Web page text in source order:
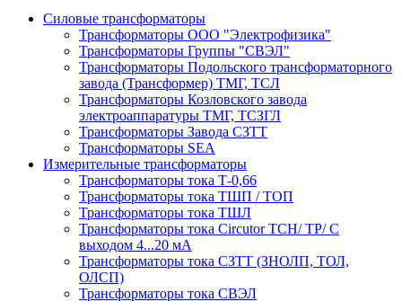
Силовые трансформаторы
Трансформаторы ООО "Электрофизика"
Трансформаторы Группы "СВЭЛ"
Трансформаторы Подольского трансформаторного
завода (Трансформер) ТМГ, ТСЛ
Трансформаторы Козловского завода
электроаппаратуры ТМГ, ТСЗГЛ
Трансформаторы Завода СЗТТ
Трансформаторы SEA
Измерительные трансформаторы
Трансформаторы тока Т-0,66
Трансформаторы тока ТШП / ТОП
Трансформаторы тока ТШЛ
Трансформаторы тока Circutor TCH/ TP/ С
выходом 4...20 мА
Трансформаторы тока СЗТТ (ЗНОЛП, ТОЛ,
ОЛСП)
Трансформаторы тока СВЭЛ